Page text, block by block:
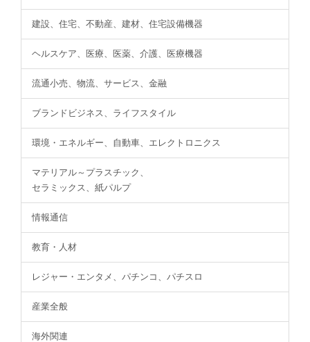
建設、住宅、不動産、建材、住宅設備機器
ヘルスケア、医療、医薬、介護、医療機器
流通小売、物流、サービス、金融
ブランドビジネス、ライフスタイル
環境・エネルギー、自動車、エレクトロニクス
マテリアル～プラスチック、
セラミックス、紙パルプ
情報通信
教育・人材
レジャー・エンタメ、パチンコ、パチスロ
産業全般
海外関連